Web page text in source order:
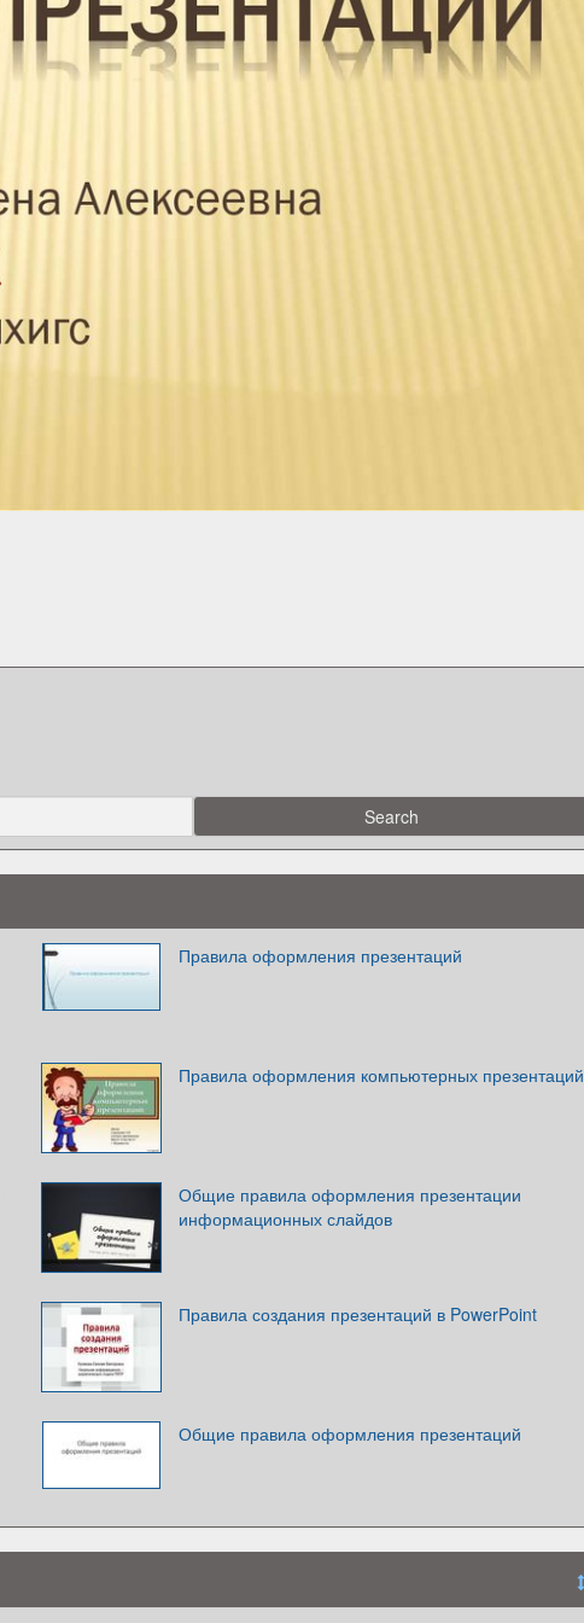
Правила оформления презентаций
Правила оформления компьютерных презентаций
Общие правила оформления презентации
информационных слайдов
Правила создания презентаций в PowerPoint
Общие правила оформления презентаций